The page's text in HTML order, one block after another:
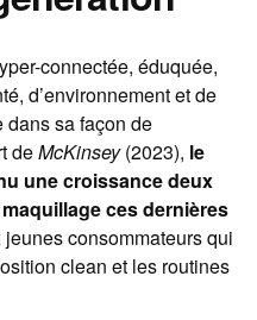
connectée, éduquée,
d’environnement et de
dans sa façon de
deMcKinsey(2023), le
une croissance deux
ces dernières
consommateurs qui
clean et les routines